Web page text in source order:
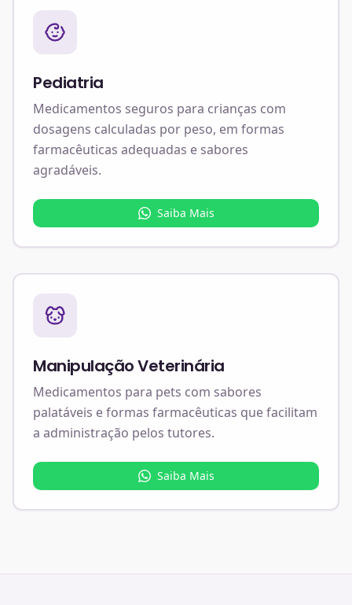
Pediatria
Medicamentos seguros para crianças com
dosagens calculadas por peso, em formas
farmacêuticas adequadas e sabores
agradáveis.
Saiba Mais
Manipulação Veterinária
Medicamentos para pets com sabores
palatáveis e formas farmacêuticas que facilitam
a administração pelos tutores.
Saiba Mais